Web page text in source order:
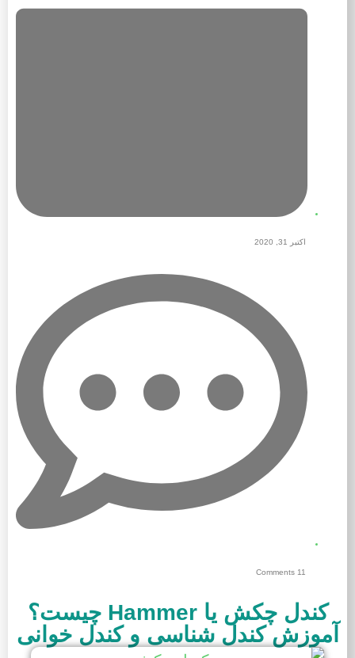
اکتبر 31, 2020
11 Comments
کندل چکش یا Hammer چیست؟
آموزش کندل شناسی و کندل خوانی